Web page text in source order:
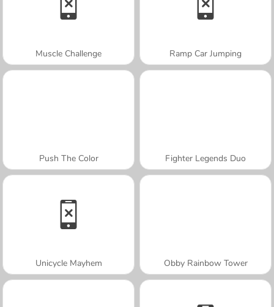
Muscle Challenge Ramp Car Jumping
Push The Color Fighter Legends Duo
Unicycle Mayhem Obby Rainbow Tower